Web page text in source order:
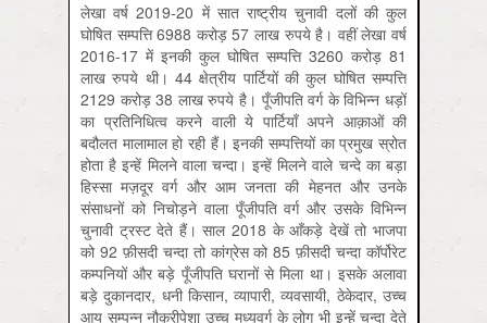
लेखा वर्ष 2019-20 में सात राष्ट्रीय चुनावी दलों की कुल
घोषित सम्पत्ति 6988 करोड़ 57 लाख रुपये है। वहीं लेखा वर्ष
2016-17 में इनकी कुल घोषित सम्पत्ति 3260 करोड़ 81
लाख रुपये थी। 44 क्षेत्रीय पार्टियों की कुल घोषित सम्पत्ति
2129 करोड़ 38 लाख रुपये है। पूँजीपति वर्ग के विभिन्न धड़ों
का प्रतिनिधित्व करने वाली ये पार्टियाँ अपने आक़ाओं की
बदौलत मालामाल हो रही हैं। इनकी सम्पत्तियों का प्रमुख स्रोत
होता है इन्हें मिलने वाला चन्दा। इन्हें मिलने वाले चन्दे का बड़ा
हिस्सा मज़दूर वर्ग और आम जनता की मेहनत और उनके
संसाधनों को निचोड़ने वाला पूँजीपति वर्ग और उसके विभिन्न
चुनावी ट्रस्ट देते हैं। साल 2018 के आँकड़े देखें तो भाजपा
को 92 फ़ीसदी चन्दा तो कांग्रेस को 85 फ़ीसदी चन्दा कॉर्पोरेट
कम्पनियों और बड़े पूँजीपति घरानों से मिला था। इसके अलावा
बड़े दुकानदार, धनी किसान, व्यापारी, व्यवसायी, ठेकेदार, उच्च
आय सम्पन्न नौकरीपेशा उच्च मध्यवर्ग के लोग भी इन्हें चन्दा देते